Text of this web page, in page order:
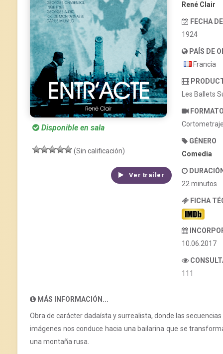
Disponible en sala
(Sin calificación)
Ver trailer
René Clair
FECHA
1924
PAÍS DE
Francia
Les Ballets
GÉNERO
Comedia
22 minutos
FICHA
10.06.2017
111
MÁS INFORMACIÓN...
Obra de carácter dadaísta y surrealista, donde las
imágenes nos conduce hacia una bailarina que se
una montaña rusa.